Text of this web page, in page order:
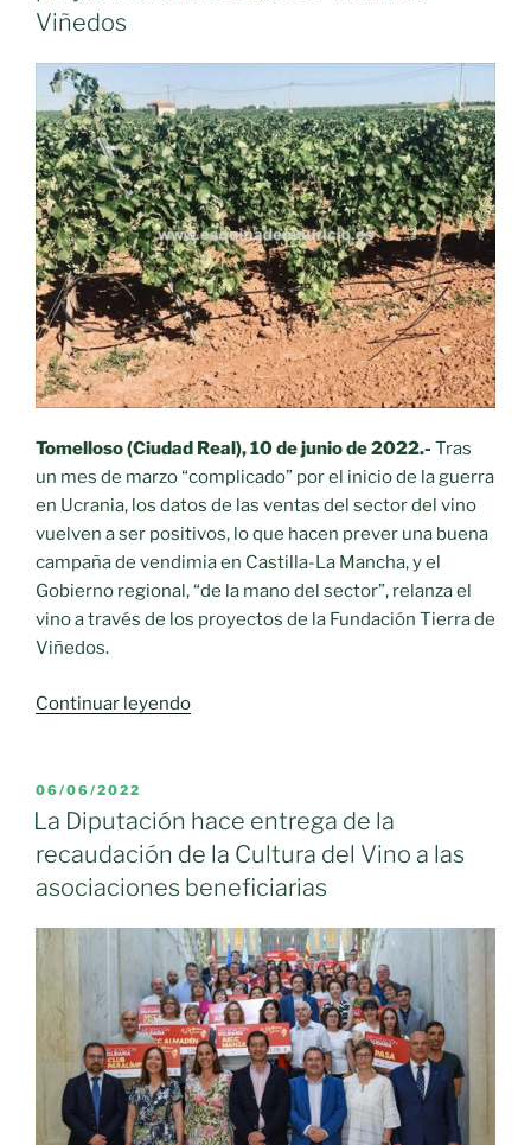
y
literatura
“La
Cultura
del
Vino”
con
más
de
70
actividades»
Viñedos
Tomelloso (Ciudad Real), 10 de junio de 2022.- Tras
un mes de marzo “complicado” por el inicio de la guerra
en Ucrania, los datos de las ventas del sector del vino
vuelven a ser positivos, lo que hacen prever una buena
campaña de vendimia en Castilla-La Mancha, y el
Gobierno regional, “de la mano del sector”, relanza el
vino a través de los proyectos de la Fundación Tierra de
Viñedos.
Continuar leyendo«Castilla-
la
mano
sector”,
relanza
el
vino
a
través
de
los
proyectos
PUBLICADO
EL
06/06/2022
La Diputación hace entrega de la
recaudación de la Cultura del Vino a las
asociaciones beneficiarias